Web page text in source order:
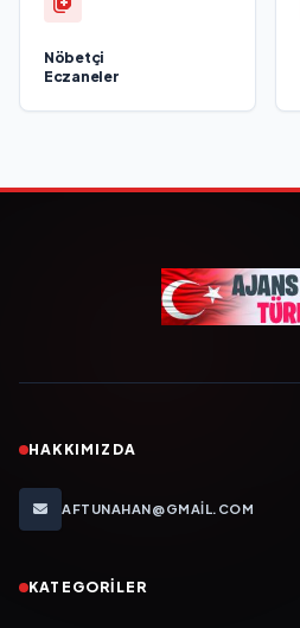
Nöbetçi
Eczaneler
HAKKIMIZDA
AFTUNAHAN@GMAIL.COM
KATEGORILER